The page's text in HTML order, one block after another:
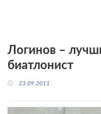
Логинов –
биатлонист
23.09.2011